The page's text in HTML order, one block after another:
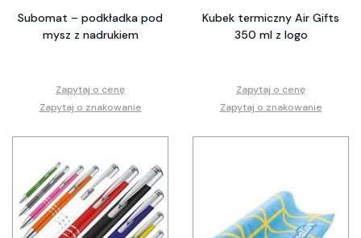
Subomat – podkładka pod
mysz z nadrukiem
Zapytaj o cenę
Zapytaj o znakowanie
Kubek termiczny Air Gifts
350 ml z logo
Zapytaj o cenę
Zapytaj o znakowanie